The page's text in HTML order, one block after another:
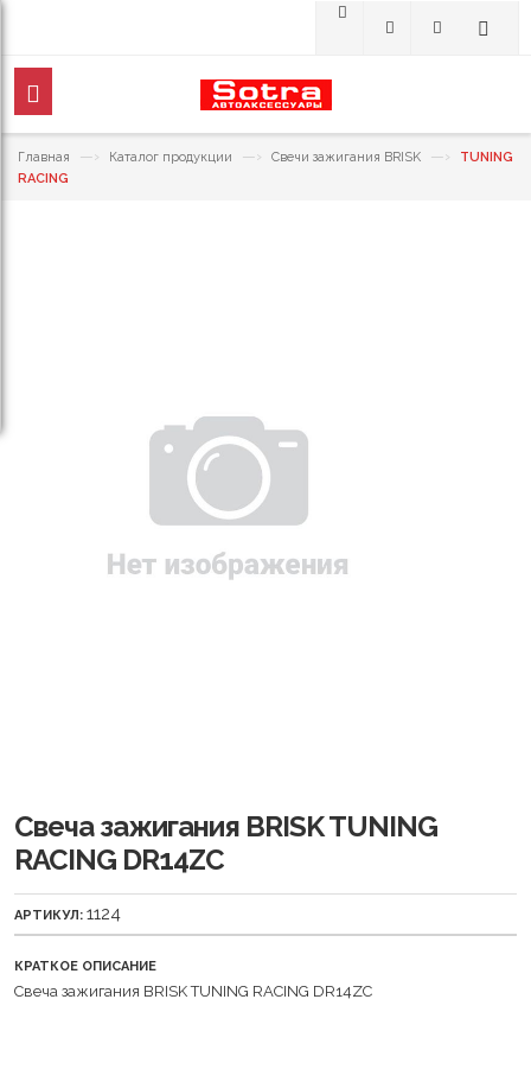
Главная —› Каталог продукции —› Свечи зажигания BRISK —›
TUNING
RACING
Свеча зажигания BRISK TUNING
RACING DR14ZC
АРТИКУЛ: 1124
КРАТКОЕ ОПИСАНИЕ
Свеча зажигания BRISK TUNING RACING DR14ZC